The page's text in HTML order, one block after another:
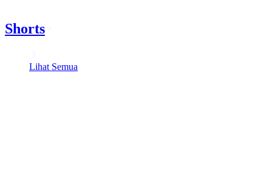
Shorts
Lihat Semua